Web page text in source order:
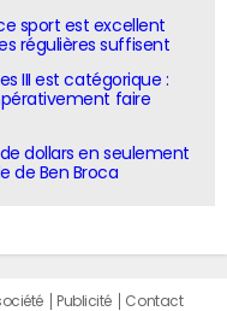
sport est excellent
régulières suffisent
III est catégorique :
faire
de dollars en seulement
de Ben Broca
Publicité
Contact